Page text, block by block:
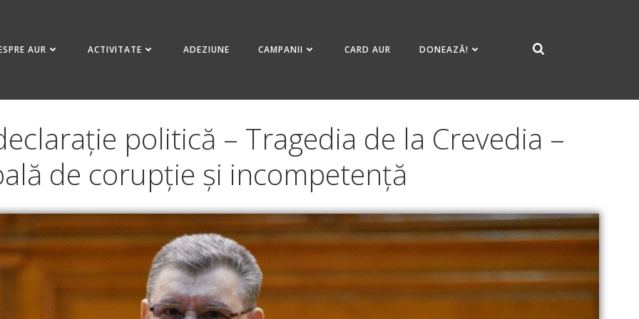
AUR ACTIVITATE ADEZIUNE CAMPANII CARD AUR DONEAZĂ!
politică – Tragedia de la Crevedia –
de corupție și incompetență